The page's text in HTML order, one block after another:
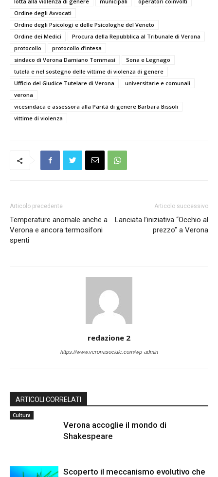
Ordine degli Avvocati
Ordine degli Psicologi e delle Psicologhe del Veneto
Ordine dei Medici
Procura della Repubblica al Tribunale di Verona
protocollo
protocollo d’intesa
sindaco di Verona Damiano Tommasi
Sona e Legnago
tutela e nel sostegno delle vittime di violenza di genere
Ufficio del Giudice Tutelare di Verona
universitarie e comunali
verona
vicesindaca e assessora alla Parità di genere Barbara Bissoli
vittime di violenza
Articolo precedente
Temperature anomale anche a
Verona e ancora termosifoni
spenti
Articolo successivo
Lanciata l’iniziativa “Occhio al
prezzo” a Verona
redazione 2
https://www.veronasociale.com/wp-admin
ARTICOLI CORRELATI
Cultura
Verona accoglie il mondo di
Shakespeare
Scoperto il meccanismo evolutivo che